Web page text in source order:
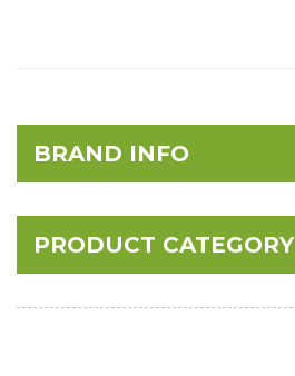
BRAND INFO
PRODUCT CATEGORY